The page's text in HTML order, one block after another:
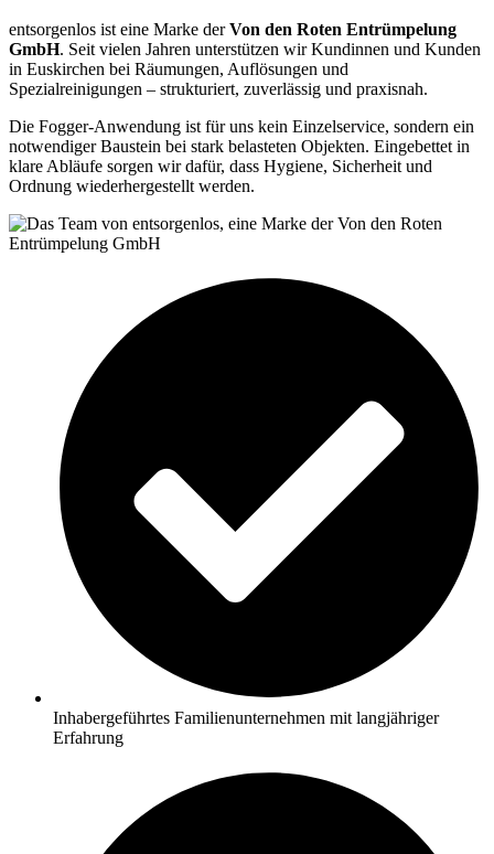
entsorgenlos ist eine Marke derVon den Roten Entrümpelung
GmbH. Seit vielen Jahren unterstützen wir Kundinnen und Kunden
in Euskirchen bei Räumungen, Auflösungen und
Spezialreinigungen – strukturiert, zuverlässig und praxisnah.
Die Fogger-Anwendung ist für uns kein Einzelservice, sondern ein
notwendiger Baustein bei stark belasteten Objekten. Eingebettet in
klare Abläufe sorgen wir dafür, dass Hygiene, Sicherheit und
Ordnung wiederhergestellt werden.
Inhabergeführtes Familienunternehmen mit langjähriger
Erfahrung